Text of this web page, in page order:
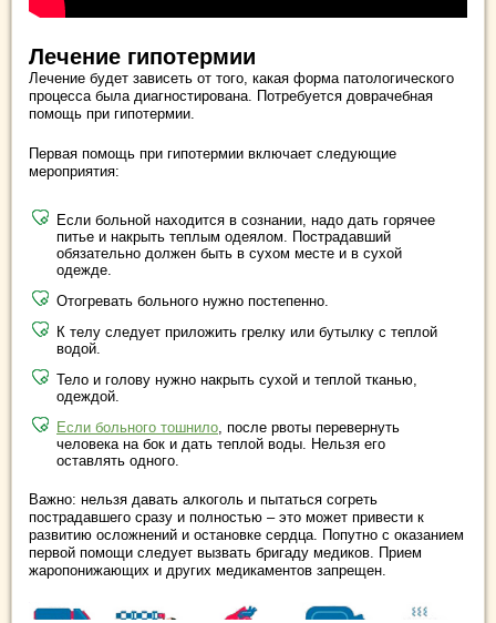
Лечение гипотермии
Лечение будет зависеть от того, какая форма патологического
процесса была диагностирована. Потребуется доврачебная
помощь при гипотермии.
Первая помощь при гипотермии включает следующие
мероприятия:
Если больной находится в сознании, надо дать горячее
питье и накрыть теплым одеялом. Пострадавший
обязательно должен быть в сухом месте и в сухой
одежде.
Отогревать больного нужно постепенно.
К телу следует приложить грелку или бутылку с теплой
водой.
Тело и голову нужно накрыть сухой и теплой тканью,
одеждой.
Если больного тошнило , после рвоты перевернуть
человека на бок и дать теплой воды. Нельзя его
оставлять одного.
Важно: нельзя давать алкоголь и пытаться согреть
пострадавшего сразу и полностью – это может привести к
развитию осложнений и остановке сердца. Попутно с оказанием
первой помощи следует вызвать бригаду медиков. Прием
жаропонижающих и других медикаментов запрещен.